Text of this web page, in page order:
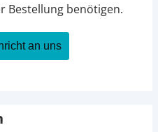
Bestellung benötigen.
an uns